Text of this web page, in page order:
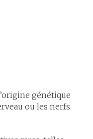
génétique
ou les nerfs.